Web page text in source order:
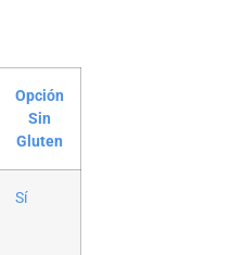
Opción
Sin
Gluten
Sí